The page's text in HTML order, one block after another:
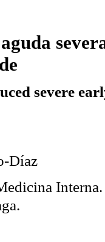
severe
Díaz